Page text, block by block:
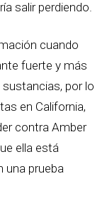
salir perdiendo.
cuando
fuerte y más
por lo
en California,
contra Amber
ella está
una prueba